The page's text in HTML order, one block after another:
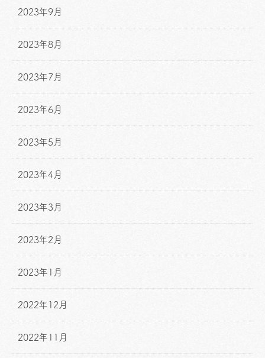
2023年9月
2023年8月
2023年7月
2023年6月
2023年5月
2023年4月
2023年3月
2023年2月
2023年1月
2022年12月
2022年11月